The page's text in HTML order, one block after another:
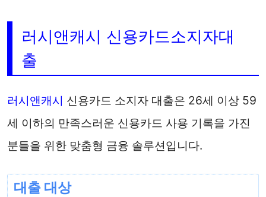
러시앤캐시 신용카드소지자대
출
러시앤캐시 신용카드 소지자 대출은 26세 이상 59
세 이하의 만족스러운 신용카드 사용 기록을 가진
분들을 위한 맞춤형 금융 솔루션입니다.
대출 대상